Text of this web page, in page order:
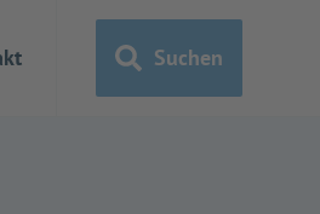
Suchen